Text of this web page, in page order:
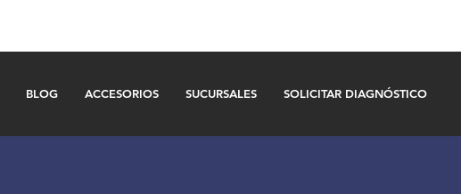
BLOG ACCESORIOS SUCURSALES SOLICITAR DIAGNÓSTICO